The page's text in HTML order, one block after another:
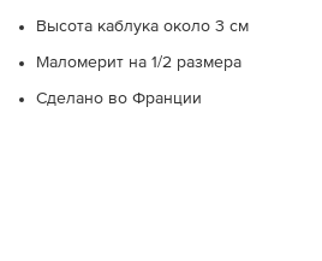
Высота каблука около 3 см
Маломерит на 1/2 размера
Сделано во Франции